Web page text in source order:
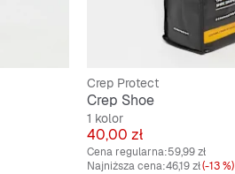
Crep Protect
Crep Shoe
1 kolor
Cena
40,00 zł
Cena regularna:59,99 zł
Najniższa cena:46,19 zł(-13 %)